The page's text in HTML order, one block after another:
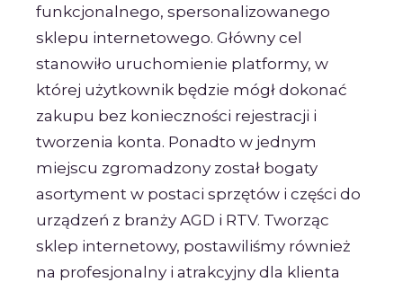
funkcjonalnego, spersonalizowanego
sklepu internetowego. Główny cel
stanowiło uruchomienie platformy, w
której użytkownik będzie mógł dokonać
zakupu bez konieczności rejestracji i
tworzenia konta. Ponadto w jednym
miejscu zgromadzony został bogaty
asortyment w postaci sprzętów i części do
urządzeń z branży AGD i RTV. Tworząc
sklep internetowy, postawiliśmy również
na profesjonalny i atrakcyjny dla klienta